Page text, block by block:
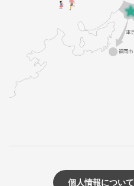
個人情報について